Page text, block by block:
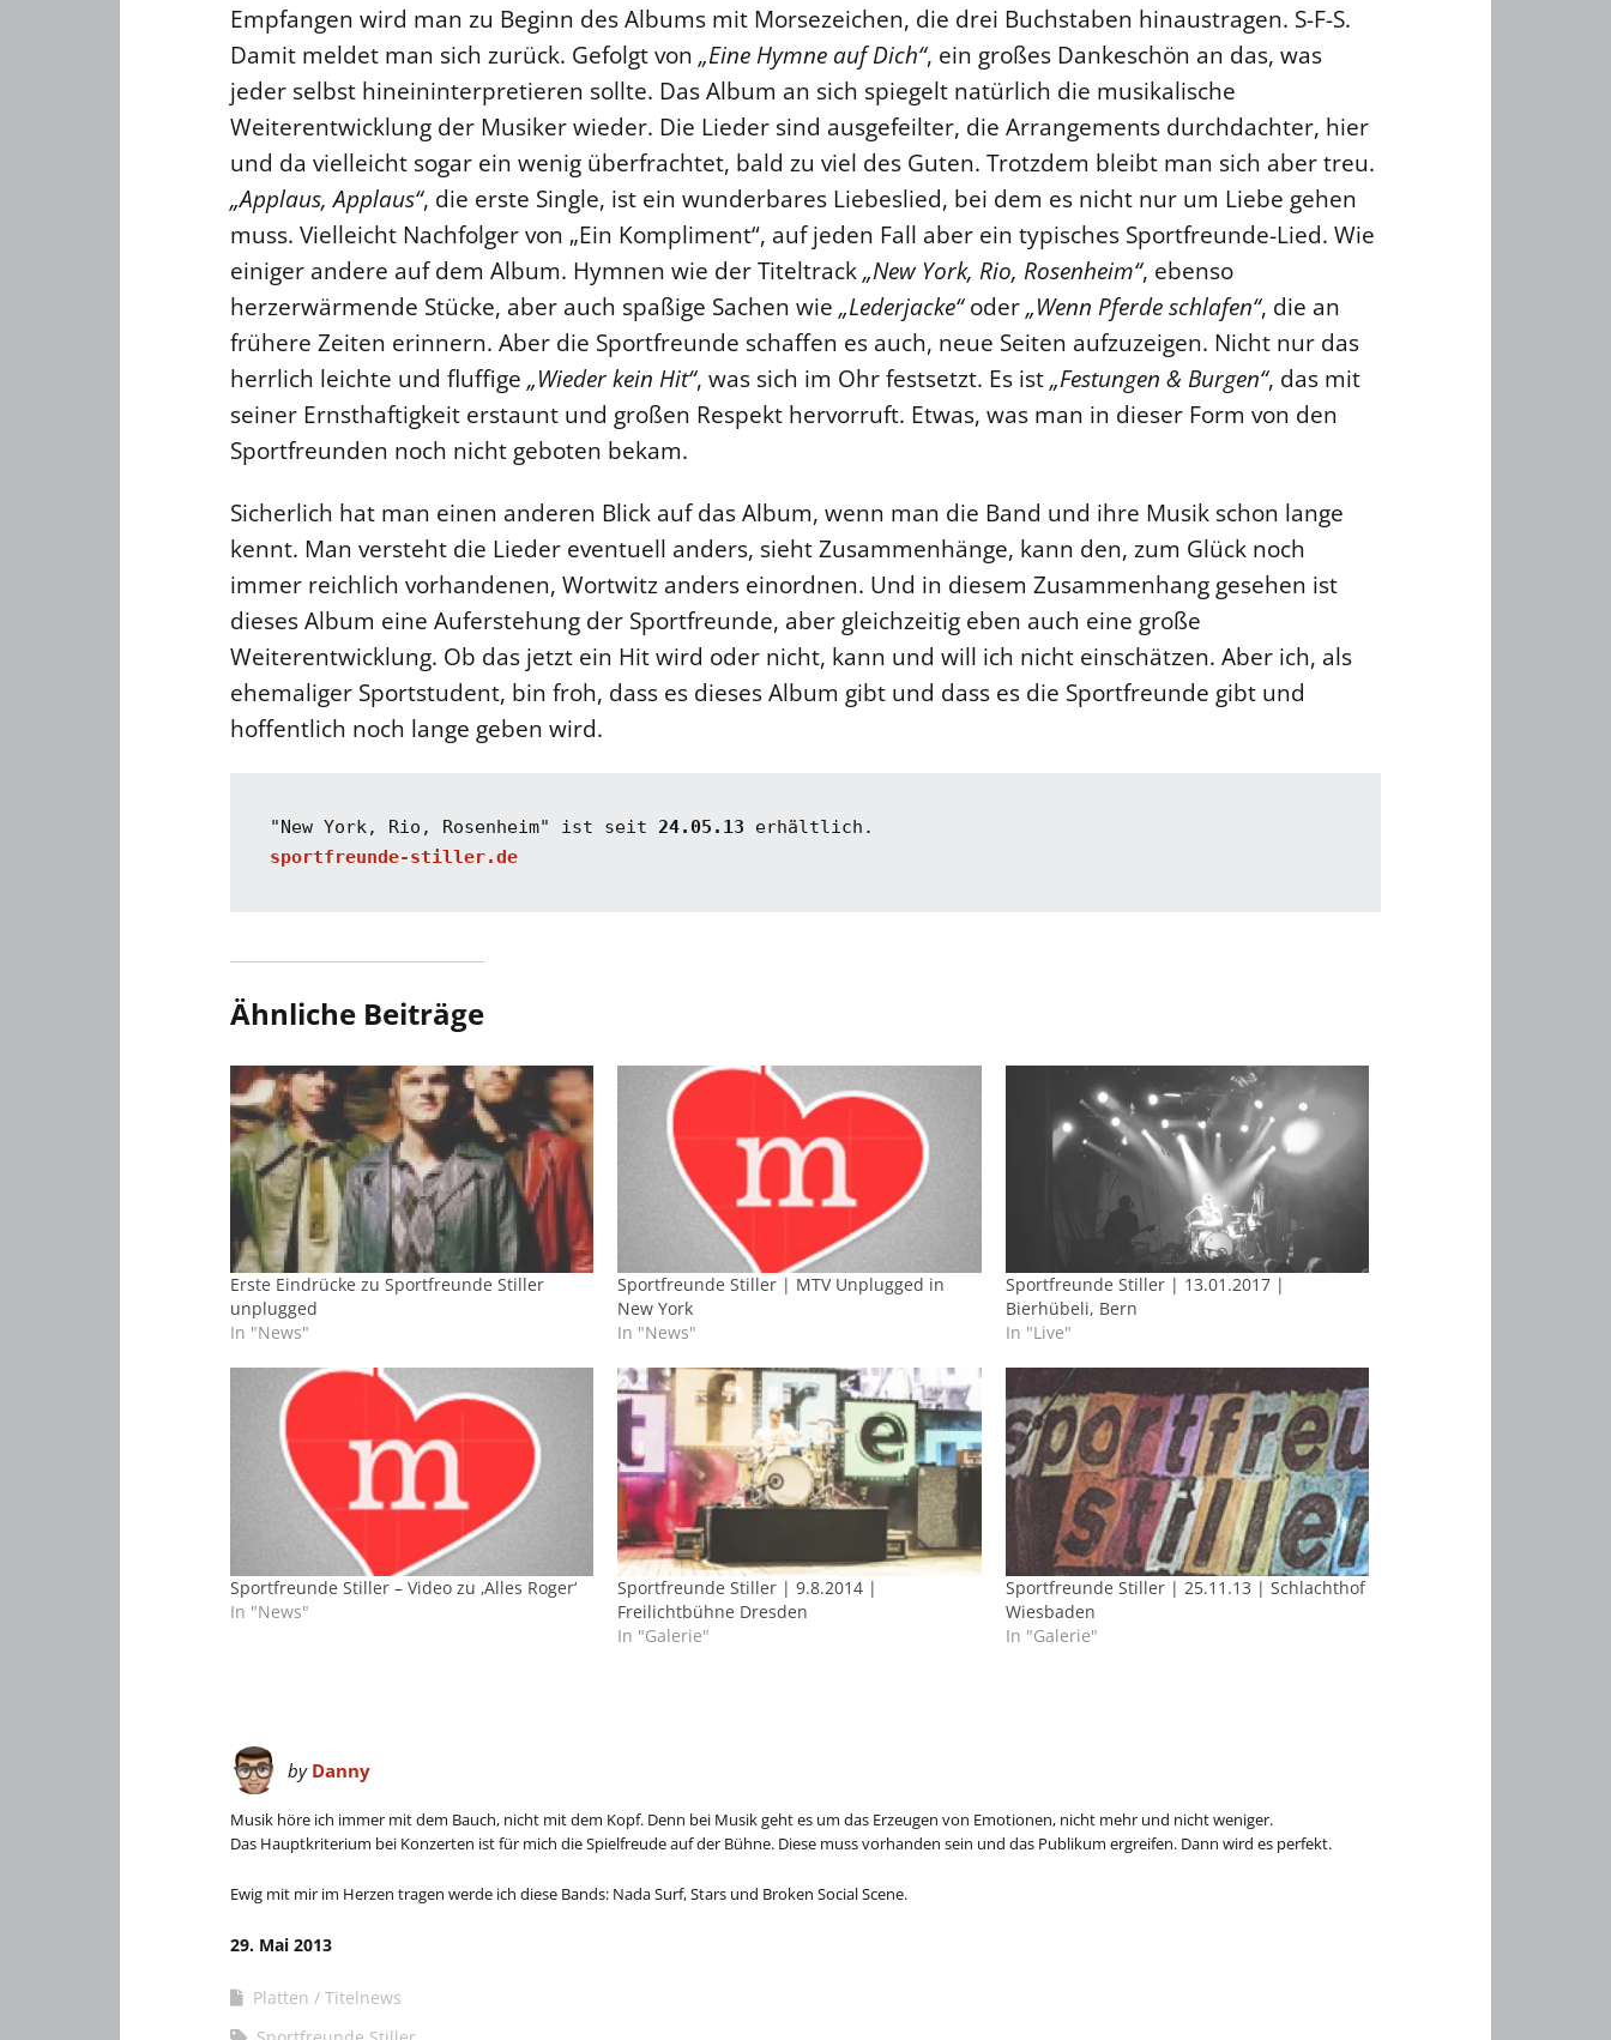
Empfangen wird man zu Beginn des Albums mit Morsezeichen, die drei Buchstaben hinaustragen. S-F-S.
Damit meldet man sich zurück. Gefolgt von „Eine Hymne auf Dich“, ein großes Dankeschön an das, was
jeder selbst hineininterpretieren sollte. Das Album an sich spiegelt natürlich die musikalische
Weiterentwicklung der Musiker wieder. Die Lieder sind ausgefeilter, die Arrangements durchdachter, hier
und da vielleicht sogar ein wenig überfrachtet, bald zu viel des Guten. Trotzdem bleibt man sich aber treu.
„Applaus, Applaus“, die erste Single, ist ein wunderbares Liebeslied, bei dem es nicht nur um Liebe gehen
muss. Vielleicht Nachfolger von „Ein Kompliment“, auf jeden Fall aber ein typisches Sportfreunde-Lied. Wie
einiger andere auf dem Album. Hymnen wie der Titeltrack„New York, Rio, Rosenheim“, ebenso
herzerwärmende Stücke, aber auch spaßige Sachen wie „Lederjacke“oder„Wenn Pferde schlafen“, die an
frühere Zeiten erinnern. Aber die Sportfreunde schaffen es auch, neue Seiten aufzuzeigen. Nicht nur das
herrlich leichte und fluffige „Wieder kein Hit“, was sich im Ohr festsetzt. Es ist„Festungen & Burgen“, das mit
seiner Ernsthaftigkeit erstaunt und großen Respekt hervorruft. Etwas, was man in dieser Form von den
Sportfreunden noch nicht geboten bekam.
Sicherlich hat man einen anderen Blick auf das Album, wenn man die Band und ihre Musik schon lange
kennt. Man versteht die Lieder eventuell anders, sieht Zusammenhänge, kann den, zum Glück noch
immer reichlich vorhandenen, Wortwitz anders einordnen. Und in diesem Zusammenhang gesehen ist
dieses Album eine Auferstehung der Sportfreunde, aber gleichzeitig eben auch eine große
Weiterentwicklung. Ob das jetzt ein Hit wird oder nicht, kann und will ich nicht einschätzen. Aber ich, als
ehemaliger Sportstudent, bin froh, dass es dieses Album gibt und dass es die Sportfreunde gibt und
hoffentlich noch lange geben wird.
"New York, Rio, Rosenheim" ist seit 24.05.13
sportfreunde-stiller.de
Ähnliche Beiträge
Erste Eindrücke zu Sportfreunde Stiller
unplugged
In "News"
Sportfreunde Stiller | MTV Unplugged in
New York
In "News"
Sportfreunde Stiller | 13.01.2017 |
Bierhübeli, Bern
In "Live"
Sportfreunde Stiller – Video zu ‚Alles Roger‘
In "News"
Sportfreunde Stiller | 9.8.2014 |
Freilichtbühne Dresden
In "Galerie"
Sportfreunde Stiller | 25.11.13 | Schlachthof
Wiesbaden
In "Galerie"
by Danny
Musik höre ich immer mit dem Bauch, nicht mit dem Kopf. Denn bei Musik geht es um das Erzeugen von Emotionen, nicht mehr und nicht weniger.
Das Hauptkriterium bei Konzerten ist für mich die Spielfreude auf der Bühne. Diese muss vorhanden sein und das Publikum ergreifen. Dann wird es perfekt.
Ewig mit mir im Herzen tragen werde ich diese Bands: Nada Surf, Stars und Broken Social Scene.
29. Mai 2013
Platten
Titelnews